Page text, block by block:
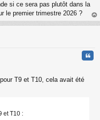
si ce sera pas plutôt dans la
le premier trimestre 2026 ?
au
T9 et T10, cela avait été
et T10 :